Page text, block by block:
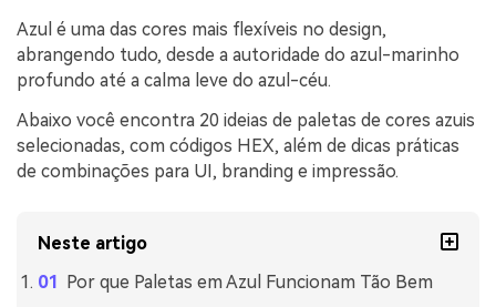
Azul é uma das cores mais flexíveis no design,
abrangendo tudo, desde a autoridade do azul-marinho
profundo até a calma leve do azul-céu.
Abaixo você encontra 20 ideias de paletas de cores azuis
selecionadas, com códigos HEX, além de dicas práticas
de combinações para UI, branding e impressão.
Neste artigo
Por que Paletas em Azul Funcionam Tão Bem